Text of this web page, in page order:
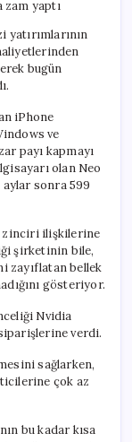
zam
yaptı
için
bugün
iPhone
ve
payı kapmayı
olan Neo
aylar sonra 599
zinciri ilişkilerine
şirketinin bile,
zayıflatan bellek
gösteriyor.
Nvidia
verdi.
sağlarken,
çok az
bu kadar kısa